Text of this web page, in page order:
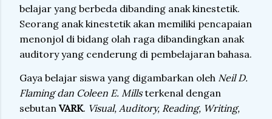
belajar yang berbeda dibanding anak kinestetik.
Seorang anak kinestetik akan memiliki pencapaian
menonjol di bidang olah raga dibandingkan anak
auditory yang cenderung di pembelajaran bahasa.
Gaya belajar siswa yang digambarkan oleh Neil D.
Flaming dan Coleen E. Millsterkenal dengan
sebutan VARK. Visual, Auditory, Reading, Writing,